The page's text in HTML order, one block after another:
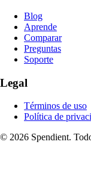
Blog
Aprende
Comparar
Preguntas
Soporte
Legal
Términos de uso
Política de
© 2026 Spendient.